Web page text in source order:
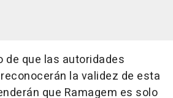
de que las autoridades
la validez de esta
que Ramagem es solo